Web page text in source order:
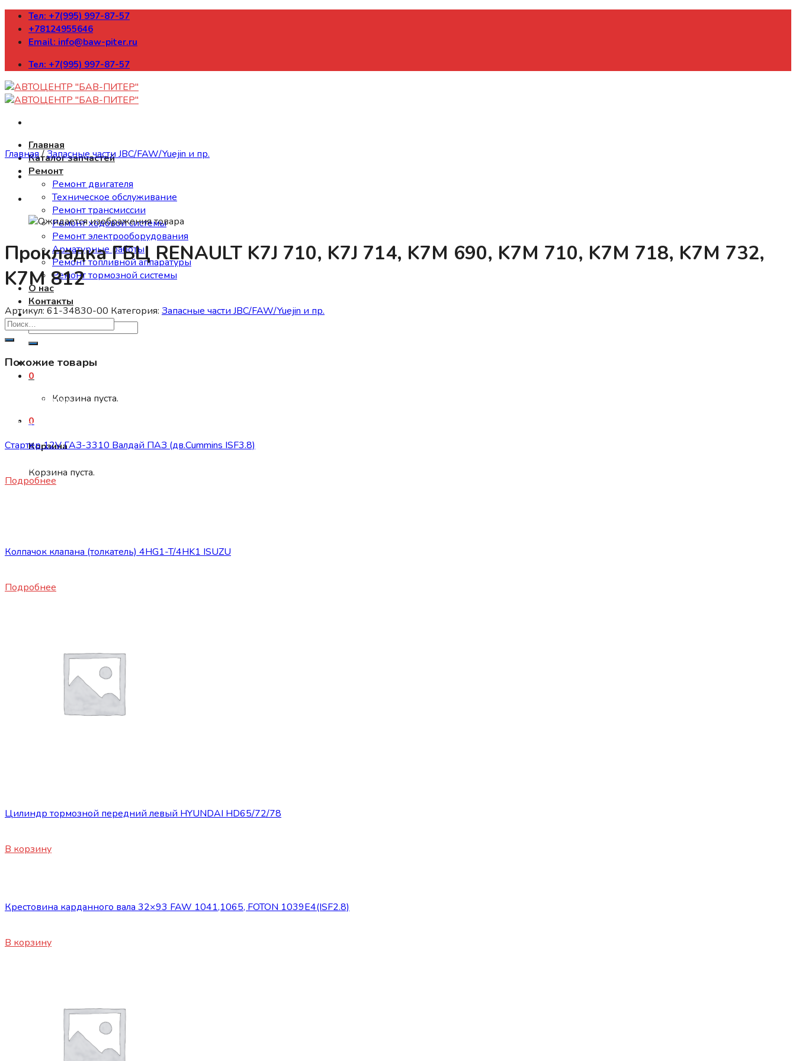
Skip
content
Тел: +7(995) 997-87-57
+78124955646
Email: info@baw-piter.ru
Тел: +7(995) 997-87-57
Главная
Каталог запчастей
Ремонт
Ремонт двигателя
Техническое обслуживание
Ремонт трансмиссии
Ремонт ходовой системы
Ремонт электрооборудования
Арматурные работы
Ремонт топливной аппаратуры
Ремонт тормозной системы
О нас
Контакты
Искать:
0
Корзина пуста.
0
Корзина
Корзина пуста.
Главная/Запасные части JBC/FAW/Yuejin и пр.
Прокладка ГБЦ RENAULT K7J 710, K7J 714, K7M 690, K7M 710, K7M 718, K7M 732,
K7M 812
Артикул: 61-34830-00 Категория: Запасные части JBC/FAW/Yuejin и пр.
Похожие товары
Нет в наличии
Запасные части JBC/FAW/Yuejin и пр.
Стартер 12V ГАЗ-3310 Валдай ПАЗ (дв.Cummins ISF3.8)
19500₽
Подробнее
Колпачок клапана (толкатель) 4HG1-T/4HK1 ISUZU
Подробнее
Цилиндр тормозной передний левый HYUNDAI HD65/72/78
В корзину
Крестовина карданного вала 32×93 FAW 1041,1065, FOTON 1039E4(ISF2.8)
В корзину